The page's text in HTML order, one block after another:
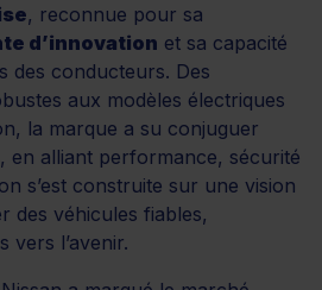
, reconnue pour sa
d’innovation et sa capacité
des conducteurs. Des
aux modèles électriques
la marque a su conjuguer
en alliant performance, sécurité
s’est construite sur une vision
des véhicules fiables,
vers l’avenir.